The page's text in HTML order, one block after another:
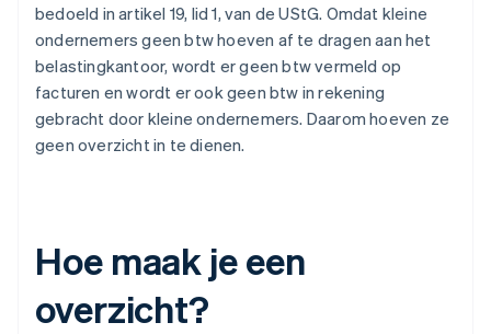
bedoeld in artikel 19, lid 1, van de UStG. Omdat kleine
ondernemers geen btw hoeven af te dragen aan het
belastingkantoor, wordt er geen btw vermeld op
facturen en wordt er ook geen btw in rekening
gebracht door kleine ondernemers. Daarom hoeven ze
geen overzicht in te dienen.
Hoe maak je een
overzicht?